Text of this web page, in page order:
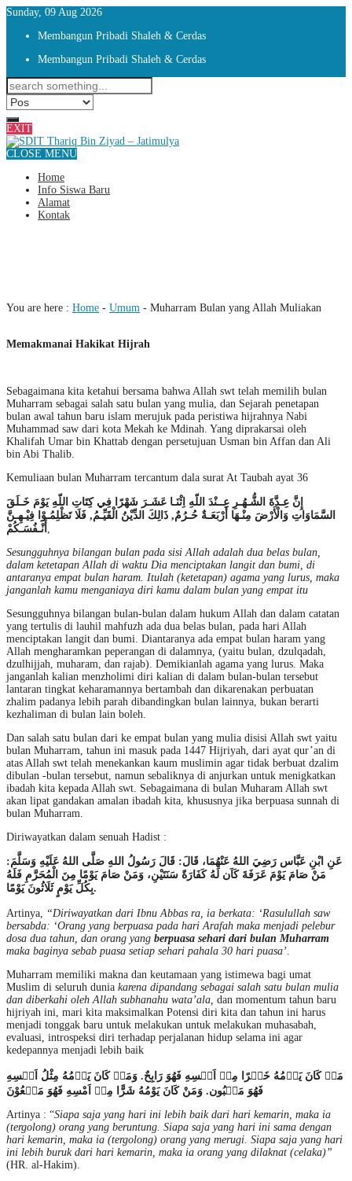
Sunday, 09 Aug 2026
Membangun Pribadi Shaleh & Cerdas
Membangun Pribadi Shaleh & Cerdas
EXIT
CLOSE MENU
Home
Info Siswa Baru
Alamat
Kontak
You are here : Home - Umum - Muharram Bulan yang Allah Muliakan
Memakmanai Hakikat Hijrah
Sebagaimana kita ketahui bersama bahwa Allah swt telah memilih bulan
Muharram sebagai salah satu bulan yang mulia, dan Sejarah penetapan
bulan awal tahun baru islam merujuk pada peristiwa hijrahnya Nabi
Muhammad saw dari kota Mekah ke Mdinah. Yang diprakarsai oleh
Khalifah Umar bin Khattab dengan persetujuan Usman bin Affan dan Ali
bin Abi Thalib.
Kemuliaan bulan Muharram tercantum dala surat At Taubah ayat 36
إِنَّ عِـدَّةَ الشُّـهُـرِ عِــنْدَ اللّهِ اِثْنَـا عَشَـرَ شَهْرًا فِي كِتَاتِ اللّهِ يَوْمَ خَـلَقَ
السَّمَاوَاتِ وَالْأَرْضَ مِنْـهَا أَرْبَعَـةٌ حُـرُمٌ, ذَالِكَ الدِّيْنُ الْقَيِّـمُ, فَلَا تَظْلِمُـوْا فِيْـهِـنَّ
أَنْـفُسَـكُمْ
Sesungguhnya bilangan bulan pada sisi Allah adalah dua belas bulan,
dalam ketetapan Allah di waktu Dia menciptakan langit dan bumi, di
antaranya empat bulan haram. Itulah (ketetapan) agama yang lurus, maka
janganlah kamu menganiaya diri kamu dalam bulan yang empat itu
Sesungguhnya bilangan bulan-bulan dalam hukum Allah dan dalam catatan
yang tertulis di lauhil mahfuzh ada dua belas bulan, pada hari Allah
menciptakan langit dan bumi. Diantaranya ada empat bulan haram yang
Allah mengharamkan peperangan di dalamnya, (yaitu bulan, dzulqadah,
dzulhijjah, muharam, dan rajab). Demikianlah agama yang lurus. Maka
janganlah kalian menzholimi diri kalian di dalam bulan-bulan tersebut
lantaran tingkat keharamannya bertambah dan dikarenakan perbuatan
zhalim padanya lebih parah dibandingkan bulan lainnya, bukan berarti
kezhaliman di bulan lain boleh.
Dan salah satu bulan dari ke empat bulan yang mulia disisi Allah swt yaitu
bulan Muharram, tahun ini masuk pada 1447 Hijriyah, dari ayat qur’an di
atas Allah swt telah menekankan kaum muslimin agar tidak berbuat dzalim
dibulan -bulan tersebut, namun sebaliknya di anjurkan untuk menigkatkan
ibadah kita kepada Allah swt. Sebagaimana di bulan Muharam Allah swt
akan lipat gandakan amalan ibadah kita, khususnya jika berpuasa sunnah di
bulan Muharram.
Diriwayatkan dalam senuah Hadist :
عَنِ ابْنِ عَبَّاس رَضِيَ اللهُ عَنْهُمَا، قَالَ: قَالَ رَسُولُ اللهِ صَلَّى اللهُ عَلَيْهِ وَسَلَّمَ:
مَنْ صَامَ يَوْمَ عَرَفَةَ كَاَن لَهُ كَفَارَةً سَنَتَيْنِ، وَمَنْ صَامَ يَوْمًا مِنَ الْمُحَرَّمِ فَلَهُ
بِكُلِّ يَوْمٍ ثَلَاثُونَ يَوْمًا.
Artinya,
“Diriwayatkan dari Ibnu Abbas ra, ia berkata: ‘Rasulullah saw
bersabda: ‘Orang yang berpuasa pada hari Arafah maka menjadi pelebur
dosa dua tahun, dan orang yang berpuasa sehari dari bulan Muharram
maka baginya sebab puasa setiap sehari pahala 30 hari puasa’
Muharram memiliki makna dan keutamaan yang istimewa bagi umat
Muslim di seluruh dunia karena dipandang sebagai salah satu bulan mulia
dan diberkahi oleh Allah subhanahu wata’ala, dan momentum tahun baru
hijriyah ini, mari kita maksimalkan Potensi diri kita dan tahun ini harus
menjadi tonggak baru untuk melakukan untuk melakukan muhasabah,
evaluasi, introspeksi diri terhadap perjalanan hidup selama ini agar
kedepannya menjadi lebih baik
مَنۡ كَانَ يَوۡمُهُ خَيۡرًا مِنۡ اَمۡسِهِ فَهُوَ رَابِحٌ. وَمَنۡ كَانَ يَوۡمُهُ مِثْلُ اَمۡسِهِ
فَهُوَ مَغۡبُون. وَمَنْ كَانَ يَوْمُهُ شَرًّا مِنۡ اَمْسِهِ فَهُوَ مَلۡعُوْنَ
Artinya : “Siapa saja yang hari ini lebih baik dari hari kemarin, maka ia
(tergolong) orang yang beruntung. Siapa saja yang hari ini sama dengan
hari kemarin, maka ia (tergolong) orang yang merugi. Siapa saja yang hari
ini lebih buruk dari hari kemarin, maka ia orang yang dilaknat (celaka)”
(HR. al-Hakim).